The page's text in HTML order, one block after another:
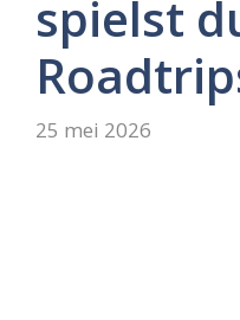
spielst
25 mei 2026